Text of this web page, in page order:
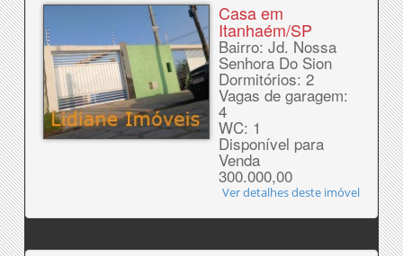
Casa em
Itanhaém/SP
Bairro: Jd. Nossa
Senhora Do Sion
Dormitórios: 2
Vagas de garagem:
4
WC: 1
Disponível para
Venda
300.000,00
Ver detalhes deste imóvel